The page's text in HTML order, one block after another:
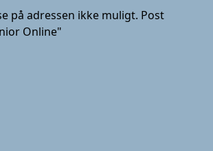
på adressen ikke muligt. Post
Online"